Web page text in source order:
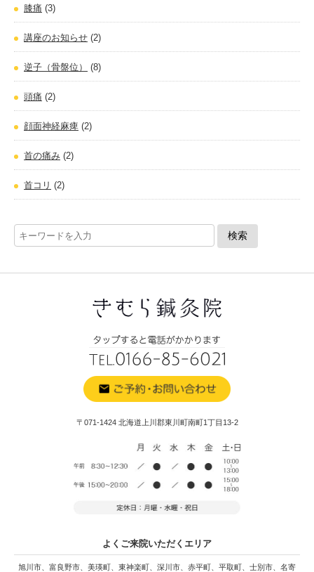
膝痛 (3)
講座のお知らせ (2)
逆子（骨盤位） (8)
頭痛 (2)
顔面神経麻痺 (2)
首の痛み (2)
首コリ (2)
〒071-1424 北海道上川郡東川町南町1丁目13-2
よくご来院いただくエリア
旭川市、富良野市、美瑛町、東神楽町、深川市、赤平町、平取町、士別市、名寄